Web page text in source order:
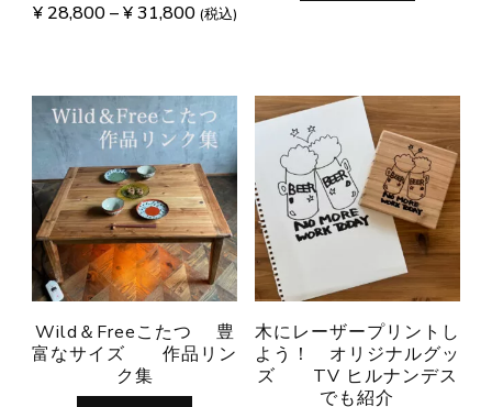
¥28,800–¥31,800 (税込)
Wild＆Freeこたつ 豊
富なサイズ 作品リン
ク集
木にレーザープリントし
よう！ オリジナルグッ
ズ TV ヒルナンデス
でも紹介